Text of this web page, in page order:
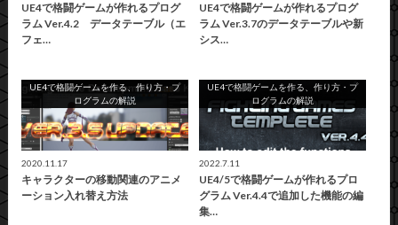
UE4で格闘ゲームが作れるプログ
ラム Ver.4.2 データテーブル（エ
フェ…
UE4で格闘ゲームが作れるプログ
ラム Ver.3.7のデータテーブルや新
シス…
UE4で格闘ゲームを作る、作り方・プ
ログラムの解説
2020.11.17
キャラクターの移動関連のアニメ
ーション入れ替え方法
UE4で格闘ゲームを作る、作り方・プ
ログラムの解説
2022.7.11
UE4/5で格闘ゲームが作れるプロ
グラム Ver.4.4で追加した機能の編
集…